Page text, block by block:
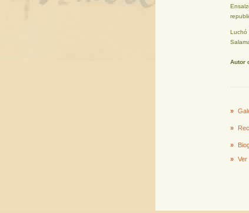
Luchó
Autor
»
»
»
»
Ver